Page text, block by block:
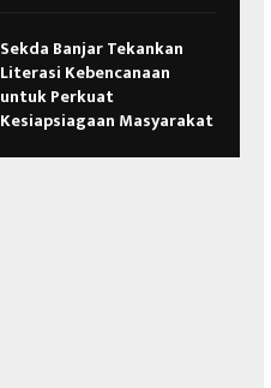
Sekda Banjar Tekankan
Literasi Kebencanaan
untuk Perkuat
Kesiapsiagaan Masyarakat